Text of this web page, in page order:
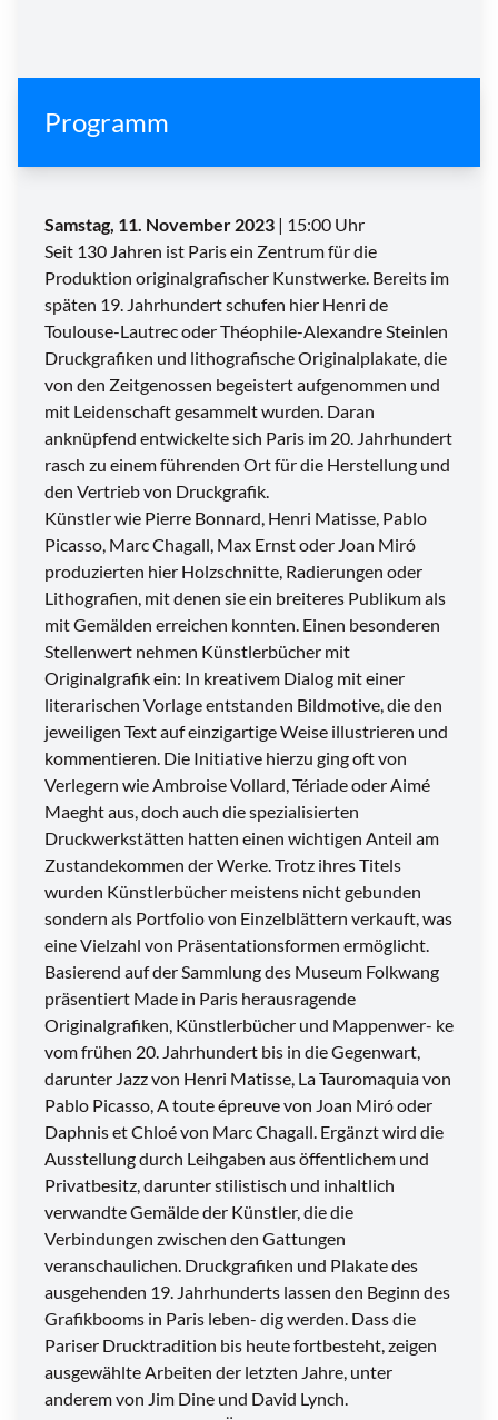
Programm
Samstag, 11. November 2023 | 15:00 Uhr
Seit 130 Jahren ist Paris ein Zentrum für die
Produktion originalgrafischer Kunstwerke. Bereits im
späten 19. Jahrhundert schufen hier Henri de
Toulouse-Lautrec oder Théophile-Alexandre Steinlen
Druckgrafiken und lithografische Originalplakate, die
von den Zeitgenossen begeistert aufgenommen und
mit Leidenschaft gesammelt wurden. Daran
anknüpfend entwickelte sich Paris im 20. Jahrhundert
rasch zu einem führenden Ort für die Herstellung und
den Vertrieb von Druckgrafik.
Künstler wie Pierre Bonnard, Henri Matisse, Pablo
Picasso, Marc Chagall, Max Ernst oder Joan Miró
produzierten hier Holzschnitte, Radierungen oder
Lithografien, mit denen sie ein breiteres Publikum als
mit Gemälden erreichen konnten. Einen besonderen
Stellenwert nehmen Künstlerbücher mit
Originalgrafik ein: In kreativem Dialog mit einer
literarischen Vorlage entstanden Bildmotive, die den
jeweiligen Text auf einzigartige Weise illustrieren und
kommentieren. Die Initiative hierzu ging oft von
Verlegern wie Ambroise Vollard, Tériade oder Aimé
Maeght aus, doch auch die spezialisierten
Druckwerkstätten hatten einen wichtigen Anteil am
Zustandekommen der Werke. Trotz ihres Titels
wurden Künstlerbücher meistens nicht gebunden
sondern als Portfolio von Einzelblättern verkauft, was
eine Vielzahl von Präsentationsformen ermöglicht.
Basierend auf der Sammlung des Museum Folkwang
präsentiert Made in Paris herausragende
Originalgrafiken, Künstlerbücher und Mappenwer- ke
vom frühen 20. Jahrhundert bis in die Gegenwart,
darunter Jazz von Henri Matisse, La Tauromaquia von
Pablo Picasso, A toute épreuve von Joan Miró oder
Daphnis et Chloé von Marc Chagall. Ergänzt wird die
Ausstellung durch Leihgaben aus öffentlichem und
Privatbesitz, darunter stilistisch und inhaltlich
verwandte Gemälde der Künstler, die die
Verbindungen zwischen den Gattungen
veranschaulichen. Druckgrafiken und Plakate des
ausgehenden 19. Jahrhunderts lassen den Beginn des
Grafikbooms in Paris leben- dig werden. Dass die
Pariser Drucktradition bis heute fortbesteht, zeigen
ausgewählte Arbeiten der letzten Jahre, unter
anderem von Jim Dine und David Lynch.